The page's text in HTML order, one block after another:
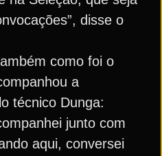
disse o
como foi o
a
técnico Dunga:
junto com
aqui, conversei